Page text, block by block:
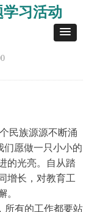
习活动
民族源源不断涌
们愿做一只小小的
的光亮。自从踏
增长，对教育工
。
所有的工作都要站